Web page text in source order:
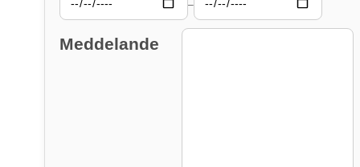
–
Meddelande